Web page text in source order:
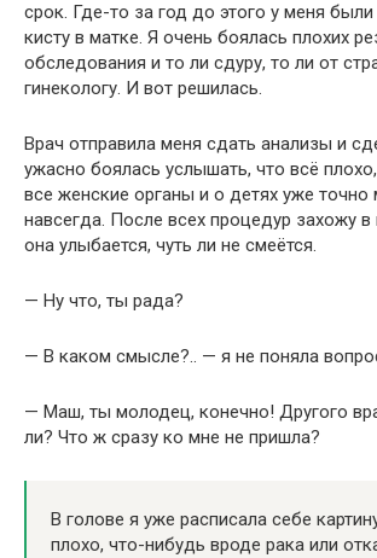
срок. Где-то за год до этого у меня
кисту в матке. Я очень боялась плохих
обследования и то ли сдуру, то ли от
гинекологу. И вот решилась.
Врач отправила меня сдать анализы и
ужасно боялась услышать, что всё
все женские органы и о детях уже
навсегда. После всех процедур захожу в
она улыбается, чуть ли не смеётся.
— Ну что, ты рада?
— В каком смысле?.. — я не поняла
— Маш, ты молодец, конечно! Другого
ли? Что ж сразу ко мне не пришла?
В голове я уже расписала себе
плохо, что-нибудь вроде рака или